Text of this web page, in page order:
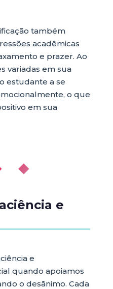
também
acadêmicas
e prazer. Ao
variadas em sua
estudante a se
o que
em sua
◆
e
e
quando apoiamos
o desânimo. Cada